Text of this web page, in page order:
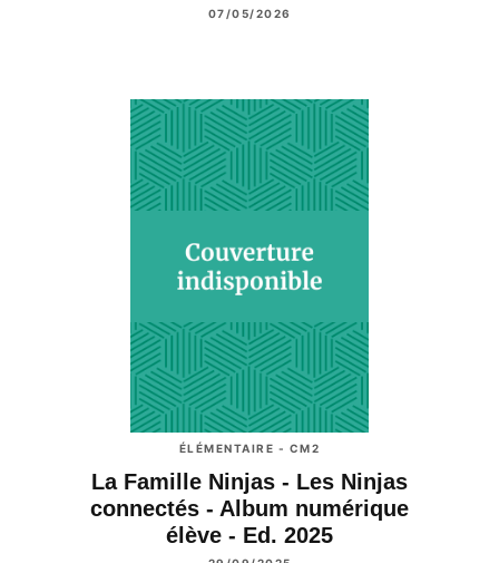
07/05/2026
ÉLÉMENTAIRE - CM2
La Famille Ninjas - Les Ninjas
connectés - Album numérique
élève - Ed. 2025